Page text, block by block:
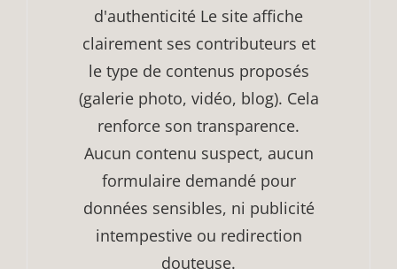
d'authenticité Le site affiche
clairement ses contributeurs et
le type de contenus proposés
(galerie photo, vidéo, blog). Cela
renforce son transparence.
Aucun contenu suspect, aucun
formulaire demandé pour
données sensibles, ni publicité
intempestive ou redirection
douteuse.